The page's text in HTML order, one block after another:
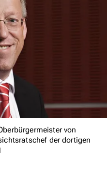
von
der dortigen